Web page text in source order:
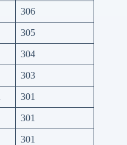
306
305
304
303
301
301
301